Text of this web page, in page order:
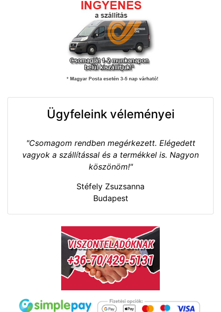
Ügyfeleink véleményei
"Csomagom rendben megérkezett. Elégedett
vagyok a szállítással és a termékkel is. Nagyon
köszönöm!"
Stéfely Zsuzsanna
Budapest